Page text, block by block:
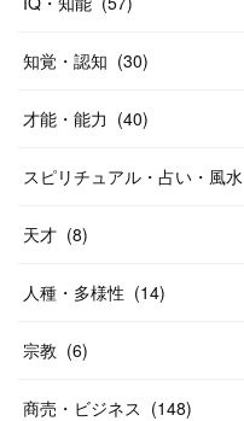
知覚・認知 (30)
才能・能力 (40)
スピリチュアル・占い・風水
天才 (8)
人種・多様性 (14)
宗教 (6)
商売・ビジネス (148)